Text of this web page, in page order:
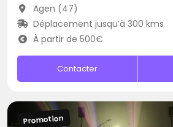
Agen (47)
Déplacement jusqu’à 300 kms
À partir de 500€
Contacter
Promotion